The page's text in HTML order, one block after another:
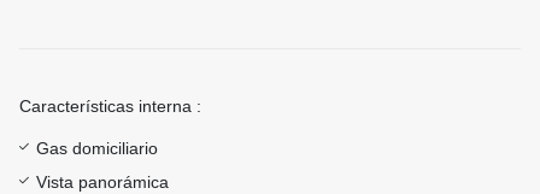
Características interna :
Gas domiciliario
Vista panorámica